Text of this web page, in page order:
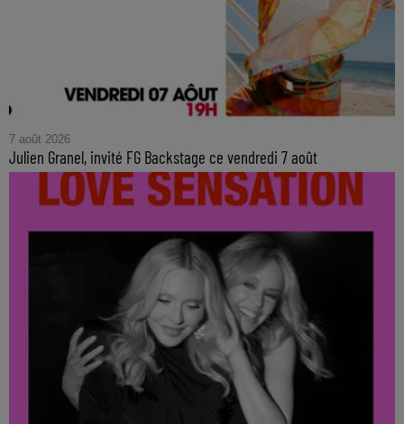
7 août 2026
Julien Granel, invité FG Backstage ce vendredi 7 août